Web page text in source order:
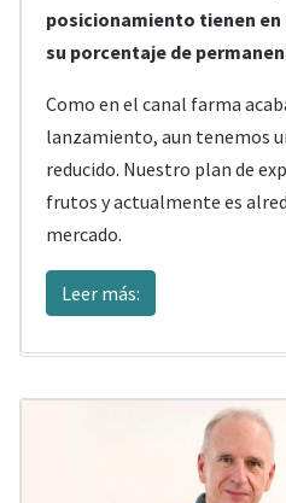
posicionamiento tienen en
su porcentaje de
Como en el canal farma
lanzamiento, aun tenemos
reducido. Nuestro plan de
frutos y actualmente es
mercado.
Leer más: